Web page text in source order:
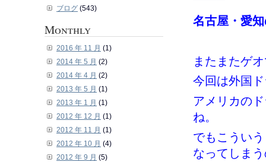
名古屋・愛
またまたゲ
今回は外国
アメリカの
ね。
でもこうい
なってしま
ブログ (543)
Monthly
2016 年 11 月 (1)
2014 年 5 月 (2)
2014 年 4 月 (2)
2013 年 5 月 (1)
2013 年 1 月 (1)
2012 年 12 月 (1)
2012 年 11 月 (1)
2012 年 10 月 (4)
2012 年 9 月 (5)